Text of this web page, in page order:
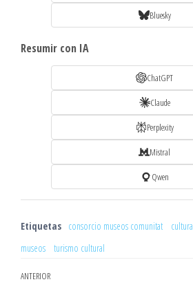
Bluesky
Resumir con IA
ChatGPT
Claude
Perplexity
Mistral
Qwen
Etiquetas consorcio museos comunitat cultura
museos
turismo cultural
ANTERIOR